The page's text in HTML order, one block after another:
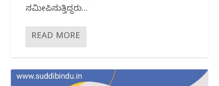
ಸಮೀಪಿಸುತ್ತಿದ್ದರು...
READ MORE